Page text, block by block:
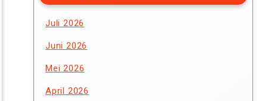
Juli 2026
Juni 2026
Mei 2026
April 2026